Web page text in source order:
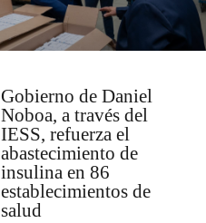
Gobierno de Daniel
Noboa, a través del
IESS, refuerza el
abastecimiento de
insulina en 86
establecimientos de
salud